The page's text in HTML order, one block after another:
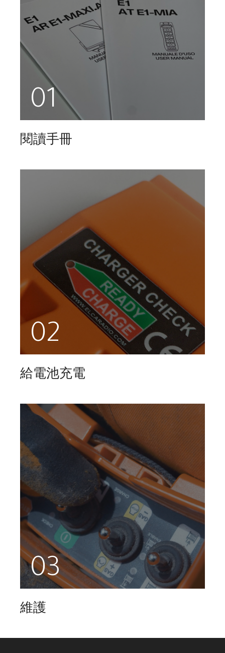
01
閱讀手冊
02
給電池充電
03
維護